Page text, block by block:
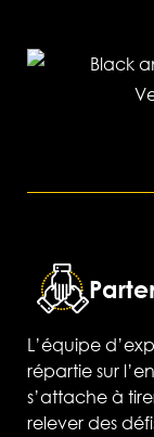
L’équipe
répartie sur
s’attache à
relever des